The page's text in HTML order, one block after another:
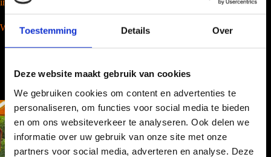
Toestemming Details Over
Deze website maakt gebruik van cookies
We gebruiken cookies om content en advertenties te
personaliseren, om functies voor social media te bieden
en om ons websiteverkeer te analyseren. Ook delen we
informatie over uw gebruik van onze site met onze
partners voor social media, adverteren en analyse. Deze
Wij werken landelijk